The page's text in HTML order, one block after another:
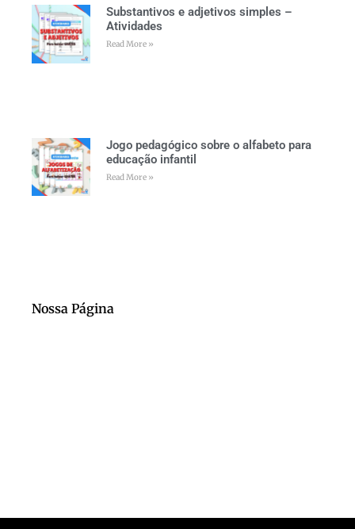
Substantivos e adjetivos simples –
Atividades
Read More »
Jogo pedagógico sobre o alfabeto para
educação infantil
Read More »
Nossa Página